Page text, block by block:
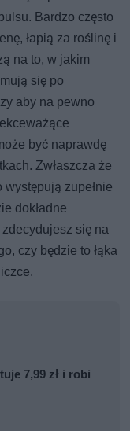
Bardzo często
łapią za roślinę i
na to, w jakim
się po
aby na pewno
być naprawdę
Zwłaszcza że
zupełnie
dokładne
się na
czy będzie to łąka
7,99 zł i robi